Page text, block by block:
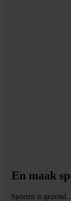
En maak
Sporten is